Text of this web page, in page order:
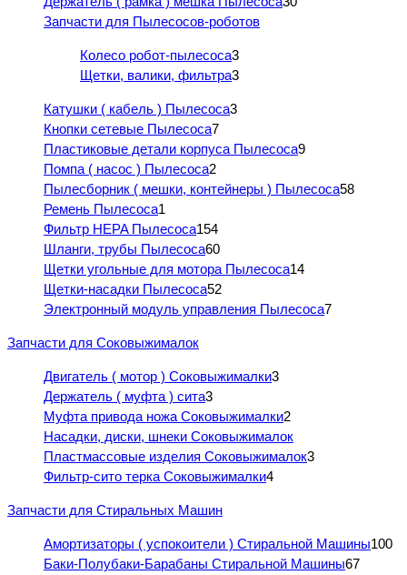
Запчасти для Пылесосов-роботов
Колесо робот-пылесоса3
Щетки, валики, фильтра3
Катушки ( кабель ) Пылесоса3
Кнопки сетевые Пылесоса7
Пластиковые детали корпуса Пылесоса9
Помпа ( насос ) Пылесоса2
Пылесборник ( мешки, контейнеры ) Пылесоса58
Ремень Пылесоса1
Фильтр HEPA Пылесоса154
Шланги, трубы Пылесоса60
Щетки угольные для мотора Пылесоса14
Щетки-насадки Пылесоса52
Электронный модуль управления Пылесоса7
Запчасти для Соковыжималок
Двигатель ( мотор ) Соковыжималки3
Держатель ( муфта ) сита3
Муфта привода ножа Соковыжималки2
Насадки, диски, шнеки Соковыжималок
Пластмассовые изделия Соковыжималок3
Фильтр-сито терка Соковыжималки4
Запчасти для Стиральных Машин
Амортизаторы ( успокоители ) Стиральной Машины100
Баки-Полубаки-Барабаны Стиральной Машины67